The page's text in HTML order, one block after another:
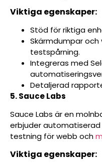
Viktiga egenskaper:
Stöd för riktiga
Skärmdumpar
testspårning.
Integreras med
Detaljerad
5. Sauce Labs
Sauce Labs är en
erbjuder
testning för webb och
Viktiga egenskaper: